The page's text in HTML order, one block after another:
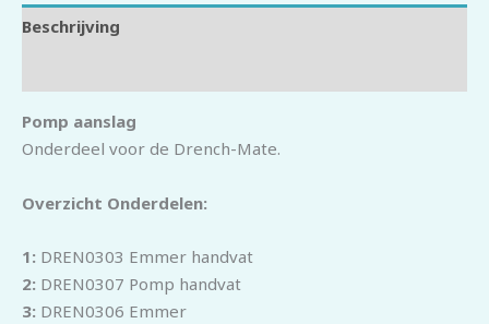
Beschrijving
Pomp aanslag
Onderdeel voor de Drench-Mate.
Overzicht Onderdelen:
1: DREN0303 Emmer handvat
2: DREN0307 Pomp handvat
3: DREN0306 Emmer